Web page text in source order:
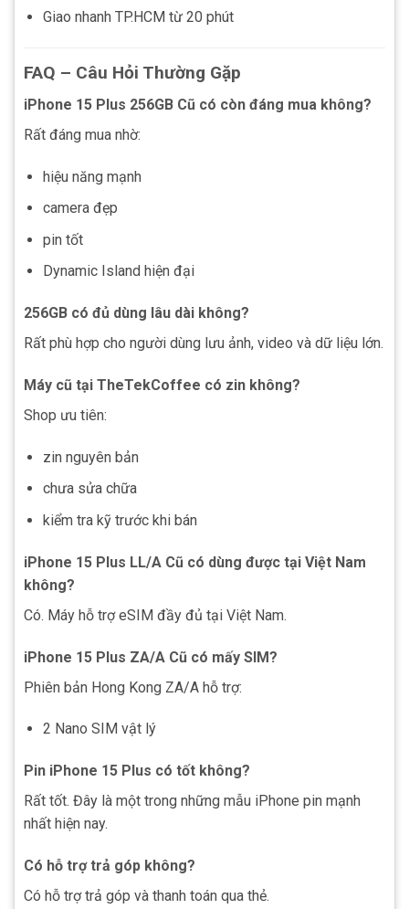
Giao nhanh TP.HCM từ 20 phút
FAQ – Câu Hỏi Thường Gặp
iPhone 15 Plus 256GB Cũ có còn đáng mua không?
Rất đáng mua nhờ:
hiệu năng mạnh
camera đẹp
pin tốt
Dynamic Island hiện đại
256GB có đủ dùng lâu dài không?
Rất phù hợp cho người dùng lưu ảnh, video và dữ liệu lớn.
Máy cũ tại TheTekCoffee có zin không?
Shop ưu tiên:
zin nguyên bản
chưa sửa chữa
kiểm tra kỹ trước khi bán
iPhone 15 Plus LL/A Cũ có dùng được tại Việt Nam
không?
Có. Máy hỗ trợ eSIM đầy đủ tại Việt Nam.
iPhone 15 Plus ZA/A Cũ có mấy SIM?
Phiên bản Hong Kong ZA/A hỗ trợ:
2 Nano SIM vật lý
Pin iPhone 15 Plus có tốt không?
Rất tốt. Đây là một trong những mẫu iPhone pin mạnh
nhất hiện nay.
Có hỗ trợ trả góp không?
Có hỗ trợ trả góp và thanh toán qua thẻ.